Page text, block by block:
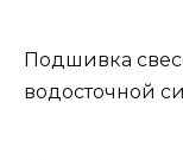
Подшивка
водосточной